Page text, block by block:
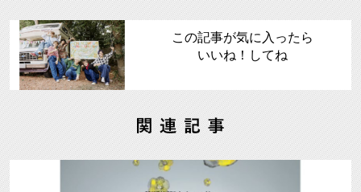
この記事が気に入ったら
いいね！してね